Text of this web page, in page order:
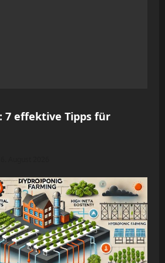
7 effektive Tipps für